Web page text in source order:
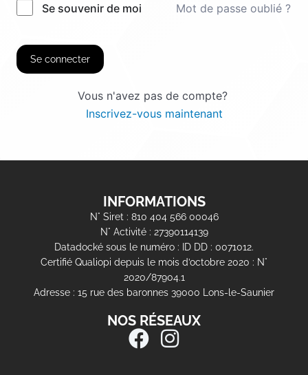
Se souvenir de moi
Mot de passe oublié ?
Se connecter
Vous n'avez pas de compte?
Inscrivez-vous maintenant
INFORMATIONS
N° Siret : 810 404 566 00046
N° Activité : 27390114139
Datadocké sous le numéro : ID DD : 0071012.
Certifié Qualiopi depuis le mois d’octobre 2020 : N°
2020/87904.1
Adresse : 15 rue des baronnes 39000 Lons-le-Saunier
NOS RÉSEAUX